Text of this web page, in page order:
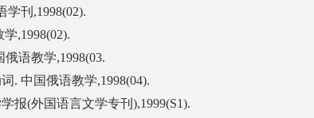
刊,1998(02).
,1998(02).
语教学,1998(03.
. 中国俄语教学,1998(04).
报(外国语言文学专刊),1999(S1).